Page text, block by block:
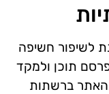
לשיפור חשיפה
תוכן ולמקד
ברשתות